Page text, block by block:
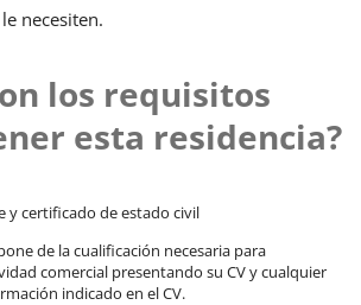
necesiten.
los requisitos
esta residencia?
y certificado de estado civil
de la cualificación necesaria para
comercial presentando su CV y cualquier
indicado en el CV.